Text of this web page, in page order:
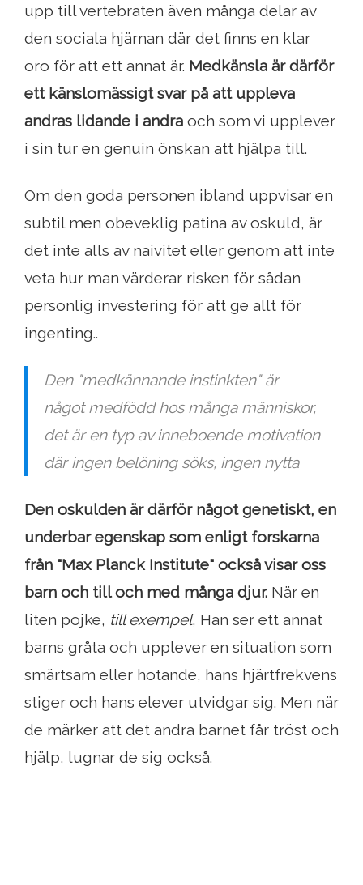
upp till vertebraten även många delar av
den sociala hjärnan där det finns en klar
oro för att ett annat är. Medkänsla är därför
ett känslomässigt svar på att uppleva
andras lidande i andra och som vi upplever
i sin tur en genuin önskan att hjälpa till.
Om den goda personen ibland uppvisar en
subtil men obeveklig patina av oskuld, är
det inte alls av naivitet eller genom att inte
veta hur man värderar risken för sådan
personlig investering för att ge allt för
ingenting..
Den "medkännande instinkten" är
något medfödd hos många människor,
det är en typ av inneboende motivation
där ingen belöning söks, ingen nytta
Den oskulden är därför något genetiskt, en
underbar egenskap som enligt forskarna
från "Max Planck Institute" också visar oss
barn och till och med många djur. När en
liten pojke, till exempel, Han ser ett annat
barns gråta och upplever en situation som
smärtsam eller hotande, hans hjärtfrekvens
stiger och hans elever utvidgar sig. Men när
de märker att det andra barnet får tröst och
hjälp, lugnar de sig också.